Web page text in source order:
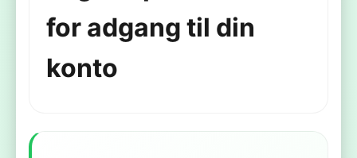
for adgang til din
konto